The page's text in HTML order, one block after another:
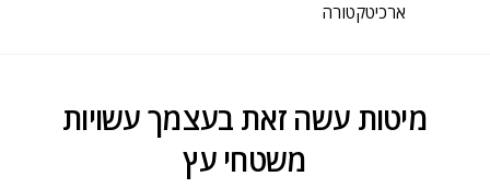
ארכיטקטורה
מיטות עשה זאת בעצמך עשויות
משטחי עץ